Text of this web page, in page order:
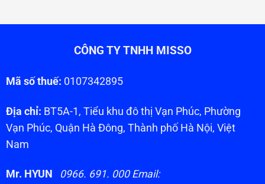
CÔNG TY TNHH MISSO
Mã số thuế: 0107342895
Địa chỉ: BT5A-1, Tiểu khu đô thị Vạn Phúc, Phường
Vạn Phúc, Quận Hà Đông, Thành phố Hà Nội, Việt
Nam
Mr. HYUN
0966. 691. 000 Email: